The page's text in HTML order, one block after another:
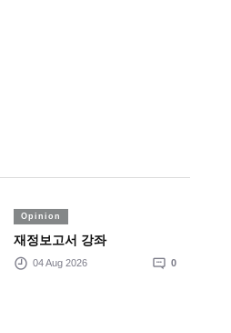
Opinion
재정보고서 강좌
04 Aug 2026 0